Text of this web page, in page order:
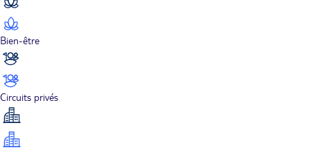
Bien-être
Circuits privés